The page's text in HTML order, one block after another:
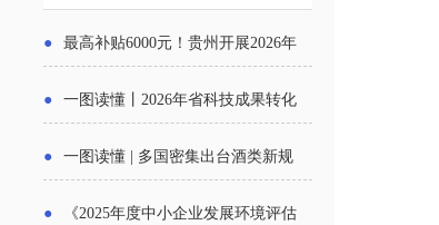
● 最高补贴6000元！贵州开展2026年
● 一图读懂丨2026年省科技成果转化
● 一图读懂 | 多国密集出台酒类新规
● 《2025年度中小企业发展环境评估